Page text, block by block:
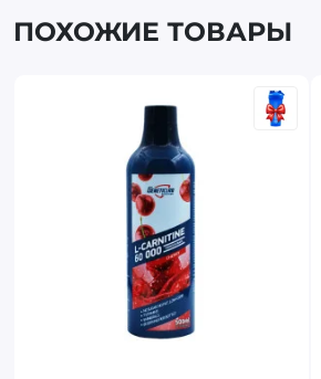
ПОХОЖИЕ ТОВАРЫ